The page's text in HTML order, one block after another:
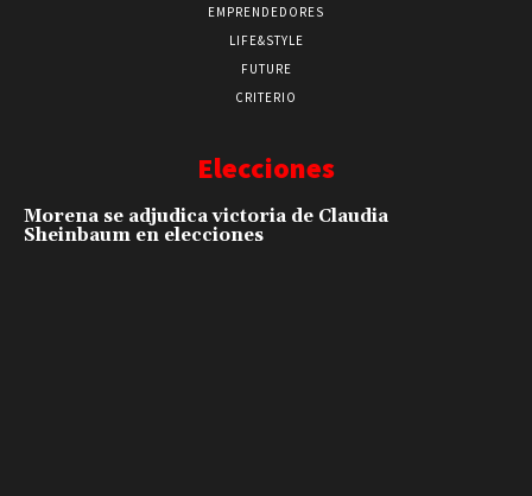
EMPRENDEDORES
LIFE&STYLE
FUTURE
CRITERIO
Elecciones
Morena se adjudica victoria de Claudia
Sheinbaum en elecciones